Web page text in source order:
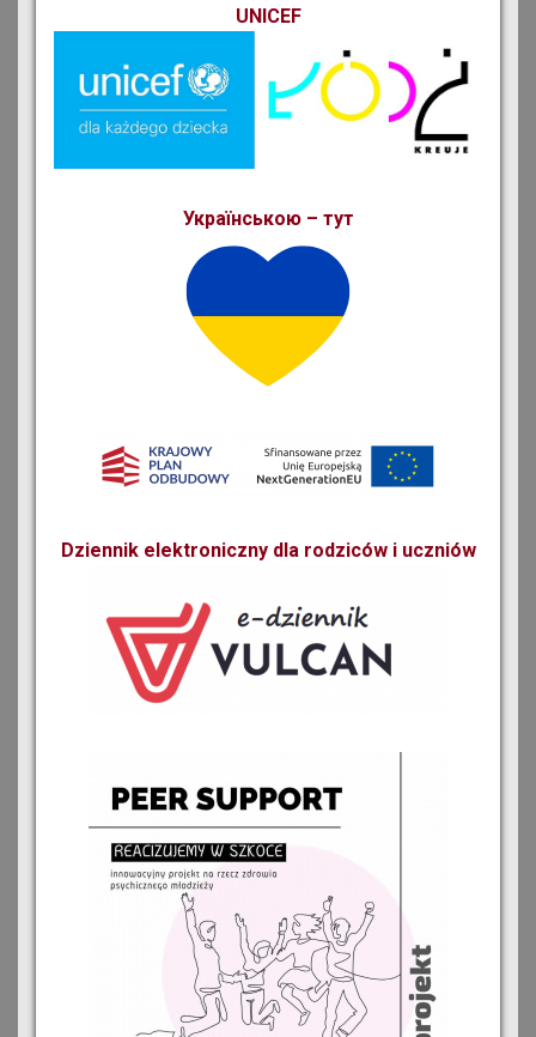
UNICEF
Українською – тут
Dziennik elektroniczny dla rodziców i uczniów